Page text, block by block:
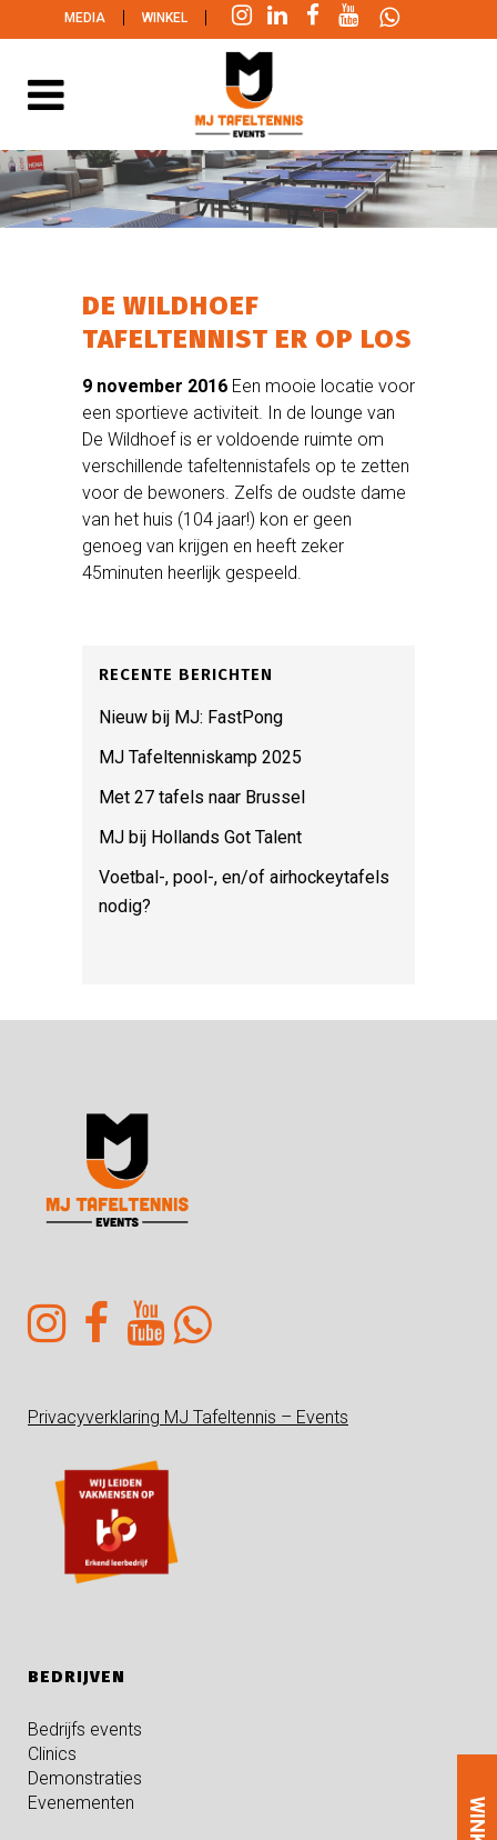
MEDIA | WINKEL |
DE WILDHOEF
TAFELTENNIST ER OP LOS
9 november 2016 Een mooie locatie voor
een sportieve activiteit. In de lounge van
De Wildhoef is er voldoende ruimte om
verschillende tafeltennistafels op te zetten
voor de bewoners. Zelfs de oudste dame
van het huis (104 jaar!) kon er geen
genoeg van krijgen en heeft zeker
45minuten heerlijk gespeeld.
RECENTE BERICHTEN
Nieuw bij MJ: FastPong
MJ Tafeltenniskamp 2025
Met 27 tafels naar Brussel
MJ bij Hollands Got Talent
Voetbal-, pool-, en/of airhockeytafels
nodig?
Privacyverklaring MJ Tafeltennis – Events
BEDRIJVEN
Bedrijfs events
Clinics
Demonstraties
Evenementen